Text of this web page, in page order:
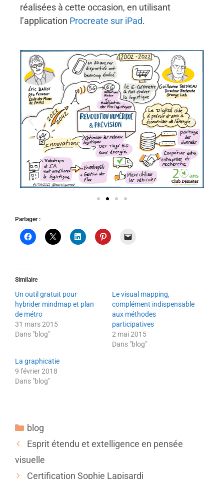
réalisées à cette occasion, en utilisant
l’application Procreate sur iPad.
Partager :
Similaire
Un outil gratuit pour
hybrider mindmap et plan
de métro
31 mars 2015
Dans "blog"
Le visual mapping,
complément indispensable
aux méthodes
participatives
2 mai 2015
Dans "blog"
La graphicatie
9 février 2018
Dans "blog"
blog
Esprit étendu et extelligence en pensée
visuelle
Certification Sophie Lapisardi